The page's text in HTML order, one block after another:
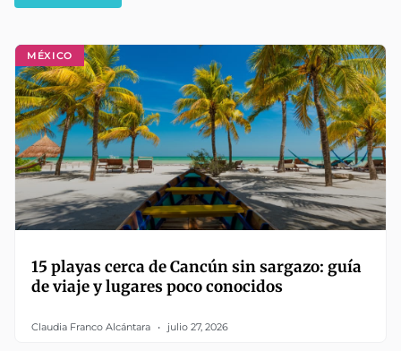
MÉXICO
15 playas cerca de Cancún sin sargazo: guía
de viaje y lugares poco conocidos
Claudia Franco Alcántara julio 27, 2026